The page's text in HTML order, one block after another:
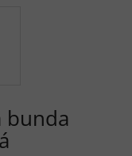
bunda